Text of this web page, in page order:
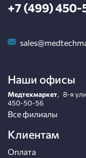
+7 (499)
Наши офисы
Медтехмаркет, 8-я
450-50-56
Все филиалы
Клиентам
Оплата